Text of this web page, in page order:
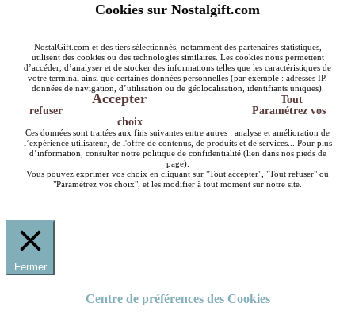
Cookies sur Nostalgift.com
NostalGift.com et des tiers sélectionnés, notamment des partenaires statistiques,
utilisent des cookies ou des technologies similaires. Les cookies nous permettent
d’accéder, d’analyser et de stocker des informations telles que les caractéristiques de
votre terminal ainsi que certaines données personnelles (par exemple : adresses IP,
données de navigation, d’utilisation ou de géolocalisation, identifiants uniques).
Accepter
Tout
refuser
Paramétrez vos
choix
Ces données sont traitées aux fins suivantes entre autres : analyse et amélioration de
l’expérience utilisateur, de l'offre de contenus, de produits et de services... Pour plus
d’information, consulter notre politique de confidentialité (lien dans nos pieds de
page).
Vous pouvez exprimer vos choix en cliquant sur "Tout accepter", "Tout refuser" ou
"Paramétrez vos choix", et les modifier à tout moment sur notre site.
Fermer
Centre de préférences des Cookies